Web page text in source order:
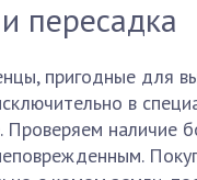
пересадка
пригодные для
в
Проверяем наличие